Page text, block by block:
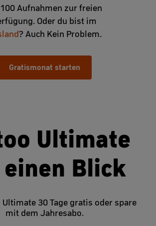
Aufnahmen zur freien
Oder du bist im
? Auch Kein Problem.
Gratismonat starten
Ultimate
Blick
Ultimate 30 Tage gratis oder spare
mit dem Jahresabo.